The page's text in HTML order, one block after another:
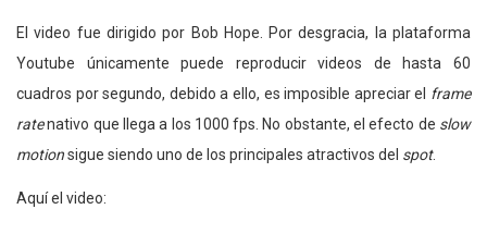
El video fue dirigido por Bob Hope. Por desgracia, la plataforma
Youtube únicamente puede reproducir videos de hasta 60
cuadros por segundo, debido a ello, es imposible apreciar el
frame
ratenativo que llega a los 1000 fps. No obstante, el efecto de slow
motionsigue siendo uno de los principales atractivos del spot.
Aquí el video: